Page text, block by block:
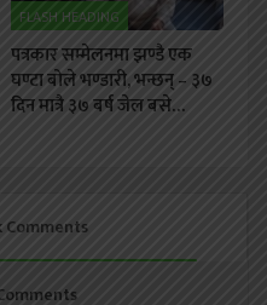
FLASH HEADING
पत्रकार सम्मेलनमा झण्डै एक
घण्टा बोले भण्डारी, भन्छन् – ३७
दिन मात्रै ३७ बर्ष जेल बसे…
Comments